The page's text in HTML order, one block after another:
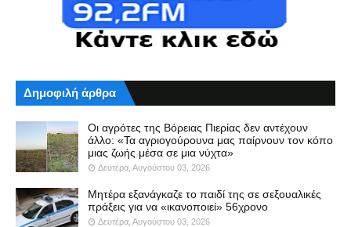
Δημοφιλή άρθρα
Οι αγρότες της Βόρειας Πιερίας δεν αντέχουν
άλλο: «Τα αγριογούρουνα μας παίρνουν τον κόπο
μιας ζωής μέσα σε μια νύχτα»
Δευτέρα, Αυγούστου 03, 2026
Μητέρα εξανάγκαζε το παιδί της σε σεξουαλικές
πράξεις για να «ικανοποιεί» 56χρονο
Δευτέρα, Αυγούστου 03, 2026